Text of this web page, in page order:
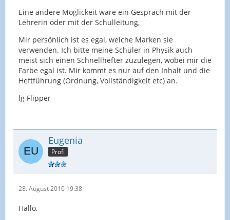
Eine andere Möglickeit wäre ein Gespräch mit der
Lehrerin oder mit der Schulleitung,
Mir persönlich ist es egal, welche Marken sie
verwenden. Ich bitte meine Schüler in Physik auch
meist sich einen Schnellhefter zuzulegen, wobei mir die
Farbe egal ist. Mir kommt es nur auf den Inhalt und die
Heftführung (Ordnung, Vollständigkeit etc) an.
lg Flipper
Eugenia
Profi
28. August 2010 19:38
Hallo,